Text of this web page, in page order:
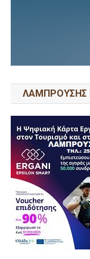
ΛΑΜΠΡΟΥΣΗΣ